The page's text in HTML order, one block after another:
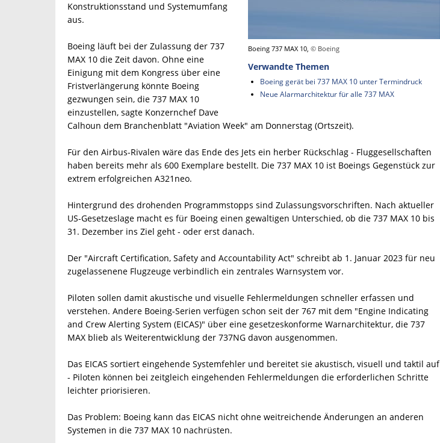
Boeing 737 MAX 10, © Boeing
Verwandte Themen
Boeing gerät bei 737 MAX 10 unter Termindruck
Neue Alarmarchitektur für alle 737 MAX
Konstruktionsstand und Systemumfang
aus.
Boeing läuft bei der Zulassung der 737
MAX 10 die Zeit davon. Ohne eine
Einigung mit dem Kongress über eine
Fristverlängerung könnte Boeing
gezwungen sein, die 737 MAX 10
einzustellen, sagte Konzernchef Dave
Calhoun dem Branchenblatt "Aviation Week" am Donnerstag (Ortszeit).
Für den Airbus-Rivalen wäre das Ende des Jets ein herber Rückschlag - Fluggesellschaften
haben bereits mehr als 600 Exemplare bestellt. Die 737 MAX 10 ist Boeings Gegenstück zur
extrem erfolgreichen A321neo.
Hintergrund des drohenden Programmstopps sind Zulassungsvorschriften. Nach aktueller
US-Gesetzeslage macht es für Boeing einen gewaltigen Unterschied, ob die 737 MAX 10 bis
31. Dezember ins Ziel geht - oder erst danach.
Der "Aircraft Certification, Safety and Accountability Act" schreibt ab 1. Januar 2023 für neu
zugelassenene Flugzeuge verbindlich ein zentrales Warnsystem vor.
Piloten sollen damit akustische und visuelle Fehlermeldungen schneller erfassen und
verstehen. Andere Boeing-Serien verfügen schon seit der 767 mit dem "Engine Indicating
and Crew Alerting System (EICAS)" über eine gesetzeskonforme Warnarchitektur, die 737
MAX blieb als Weiterentwicklung der 737NG davon ausgenommen.
Das EICAS sortiert eingehende Systemfehler und bereitet sie akustisch, visuell und taktil auf
- Piloten können bei zeitgleich eingehenden Fehlermeldungen die erforderlichen Schritte
leichter priorisieren.
Das Problem: Boeing kann das EICAS nicht ohne weitreichende Änderungen an anderen
Systemen in die 737 MAX 10 nachrüsten.